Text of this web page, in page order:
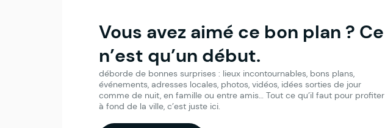
Vous avez aimé ce bon plan ? Ce
n’est qu’un début.
déborde de bonnes surprises : lieux incontournables, bons plans,
événements, adresses locales, photos, vidéos, idées sorties de jour
comme de nuit, en famille ou entre amis… Tout ce qu’il faut pour profiter
à fond de la ville, c’est juste ici.